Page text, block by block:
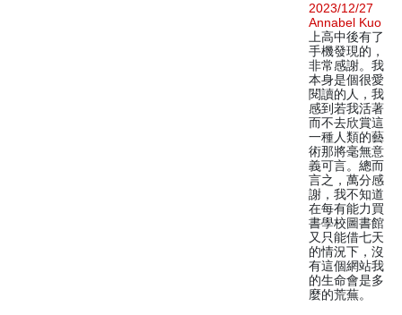
2023/12/27
Annabel Kuo
上高中後有了
手機發現的，
非常感謝。我
本身是個很愛
閱讀的人，我
感到若我活著
而不去欣賞這
一種人類的藝
術那將毫無意
義可言。總而
言之，萬分感
謝，我不知道
在每有能力買
書學校圖書館
又只能借七天
的情況下，沒
有這個網站我
的生命會是多
麼的荒蕪。